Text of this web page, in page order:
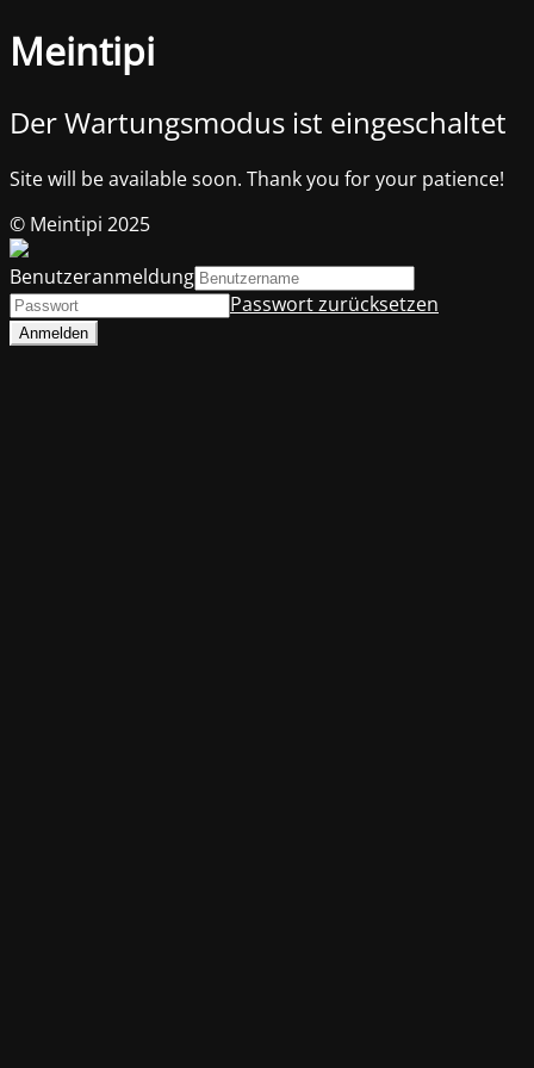
Meintipi
Der Wartungsmodus ist eingeschaltet
Site will be available soon. Thank you for your patience!
© Meintipi 2025
Benutzeranmeldung
Passwort zurücksetzen